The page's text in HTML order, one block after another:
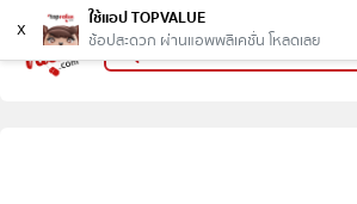
x
ใช้แอป TOPVALUE
ช้อปสะดวก ผ่านแอพพลิเคชั่น โหลดเลย